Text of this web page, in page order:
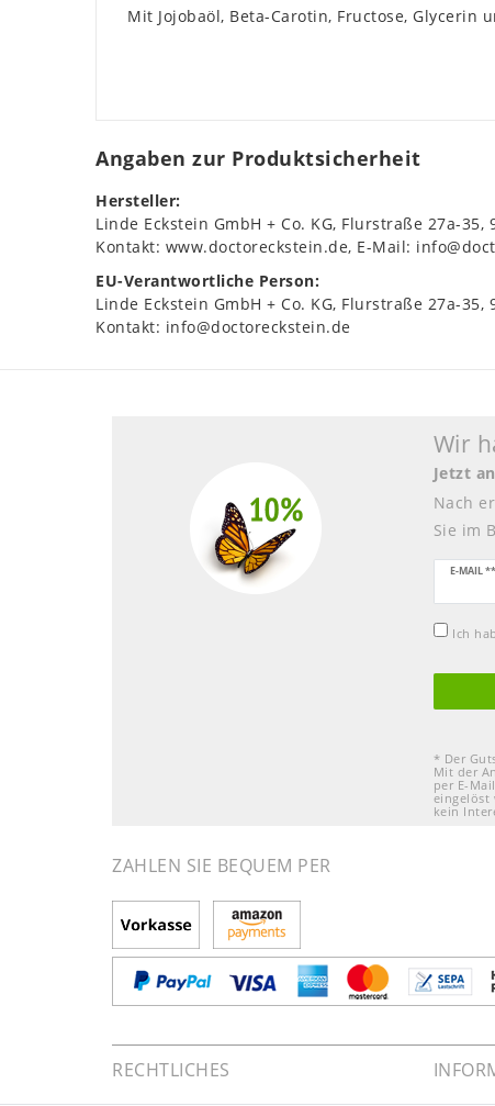
Mit Jojobaöl, Beta-Carotin, Fructose, Glycerin
Angaben zur Produktsicherheit
Hersteller:
Linde Eckstein GmbH + Co. KG Flurstraße 27a-35
Kontakt: www.doctoreckstein.de E-Mail:
EU-Verantwortliche Person:
Linde Eckstein GmbH + Co. KG Flurstraße 27a-35
Kontakt: info@doctoreckstein.de
Wir
Jetzt
Nach
Sie im
E-MAIL **
Honig
Ich
* Der
Mit der
per E-
eingelöst
kein
ZAHLEN SIE BEQUEM PER
RECHTLICHES